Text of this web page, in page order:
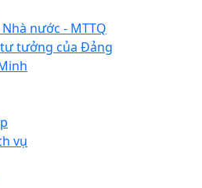
nước - MTTQ
tưởng của Đảng
vụ